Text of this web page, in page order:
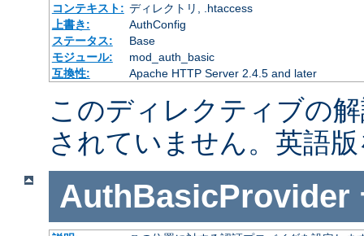
コンテキスト: ディレクトリ, .htaccess
上書き:
AuthConfig
ステータス:
Base
モジュール:
mod_auth_basic
互換性:
Apache HTTP Server 2.4.5 and later
このディレクティブの
されていません。英語
AuthBasicProvider